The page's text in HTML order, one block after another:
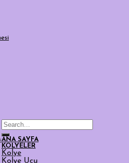
Search
for:
ANA SAYFA
KOLYELER
Kolye
Kolye Ucu